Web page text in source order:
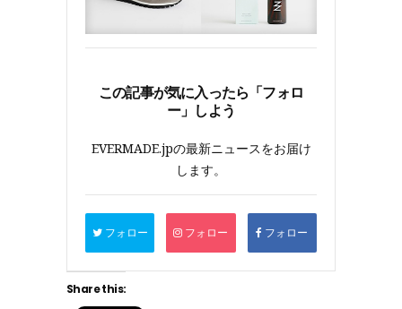
この記事が気に入ったら「フォロ
ー」しよう
EVERMADE.jpの最新ニュースをお届け
します。
フォロー フォロー フォロー
Share this: